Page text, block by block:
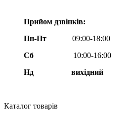
Прийом дзвінків:
Пн-Пт
09:00-18:00
Сб
10:00-16:00
Нд вихідний
Каталог товарів